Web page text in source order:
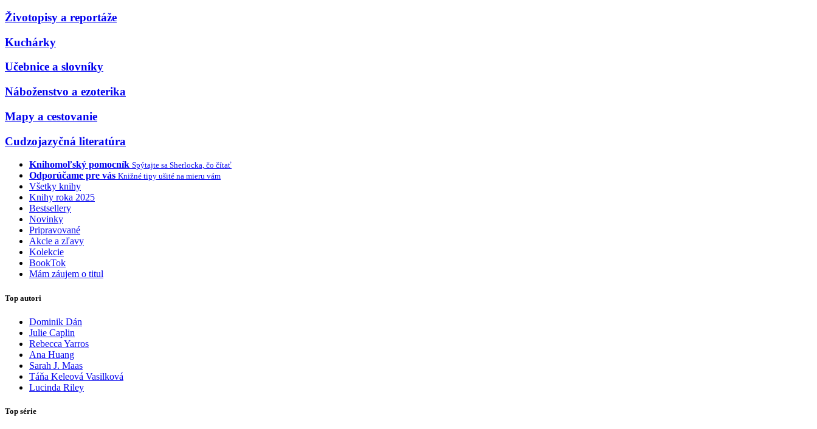
Životopisy a reportáže
Kuchárky
Učebnice a slovníky
Náboženstvo a ezoterika
Mapy a cestovanie
Cudzojazyčná literatúra
Knihomoľský pomocník Spýtajte sa Sherlocka, čo čítať
Odporúčame pre vás Knižné tipy ušité na mieru vám
Všetky knihy
Knihy roka 2025
Bestsellery
Novinky
Pripravované
Akcie a zľavy
Kolekcie
BookTok
Mám záujem o titul
Top autori
Dominik Dán
Julie Caplin
Rebecca Yarros
Ana Huang
Sarah J. Maas
Táňa Keleová Vasilková
Lucinda Riley
Top série